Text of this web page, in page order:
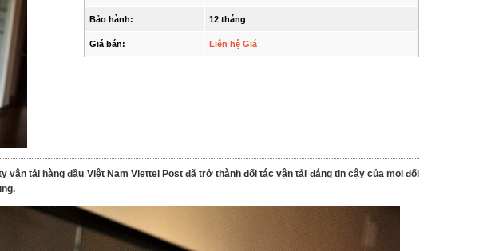
Bảo hành: 12 tháng
Giá bán: Liên hệ Giá
vận tải hàng đầu Việt Nam Viettel Post đã trở thành đối tác vận tải đáng tin cậy của mọi đối